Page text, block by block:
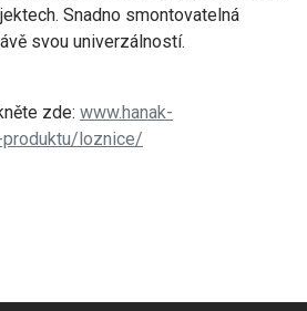
Snadno smontovatelná
svou univerzálností.
zde: www.hanak-
loznice/